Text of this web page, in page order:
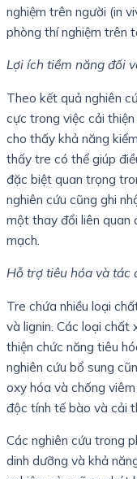
nghiệm trên người (in
phòng thí nghiệm trên
Lợi ích tiềm năng đối
Theo kết quả nghiên
cực trong việc cải
cho thấy khả năng
thấy tre có thể giúp
đặc biệt quan trọng
nghiên cứu cũng ghi
một thay đổi liên quan
mạch.
Hỗ trợ tiêu hóa và tác
Tre chứa nhiều loại
và lignin. Các loại chất
thiện chức năng tiêu
nghiên cứu bổ sung
oxy hóa và chống
độc tính tế bào và cải
Các nghiên cứu trong
dinh dưỡng và khả